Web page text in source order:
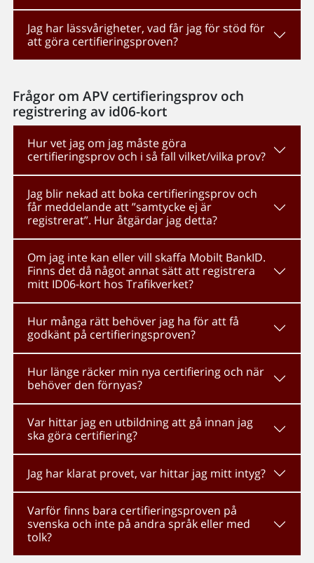
Jag har lässvårigheter, vad får jag för stöd för
att göra certifieringsproven?
Frågor om APV certifieringsprov och
registrering av id06-kort
Hur vet jag om jag måste göra
certifieringsprov och i så fall vilket/vilka prov?
Jag blir nekad att boka certifieringsprov och
får meddelande att ”samtycke ej är
registrerat”. Hur åtgärdar jag detta?
Om jag inte kan eller vill skaffa Mobilt BankID.
Finns det då något annat sätt att registrera
mitt ID06-kort hos Trafikverket?
Hur många rätt behöver jag ha för att få
godkänt på certifieringsproven?
Hur länge räcker min nya certifiering och när
behöver den förnyas?
Var hittar jag en utbildning att gå innan jag
ska göra certifiering?
Jag har klarat provet, var hittar jag mitt intyg?
Varför finns bara certifieringsproven på
svenska och inte på andra språk eller med
tolk?